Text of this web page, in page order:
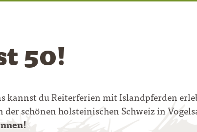
50!
du Reiterferien mit Islandpferden
schönen holsteinischen Schweiz in